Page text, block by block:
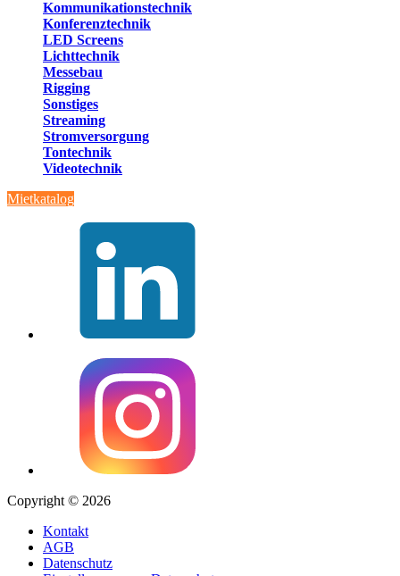
Kommunikationstechnik
Konferenztechnik
LED Screens
Lichttechnik
Messebau
Rigging
Sonstiges
Streaming
Stromversorgung
Tontechnik
Videotechnik
Mietkatalog
Copyright © 2026
Kontakt
AGB
Datenschutz